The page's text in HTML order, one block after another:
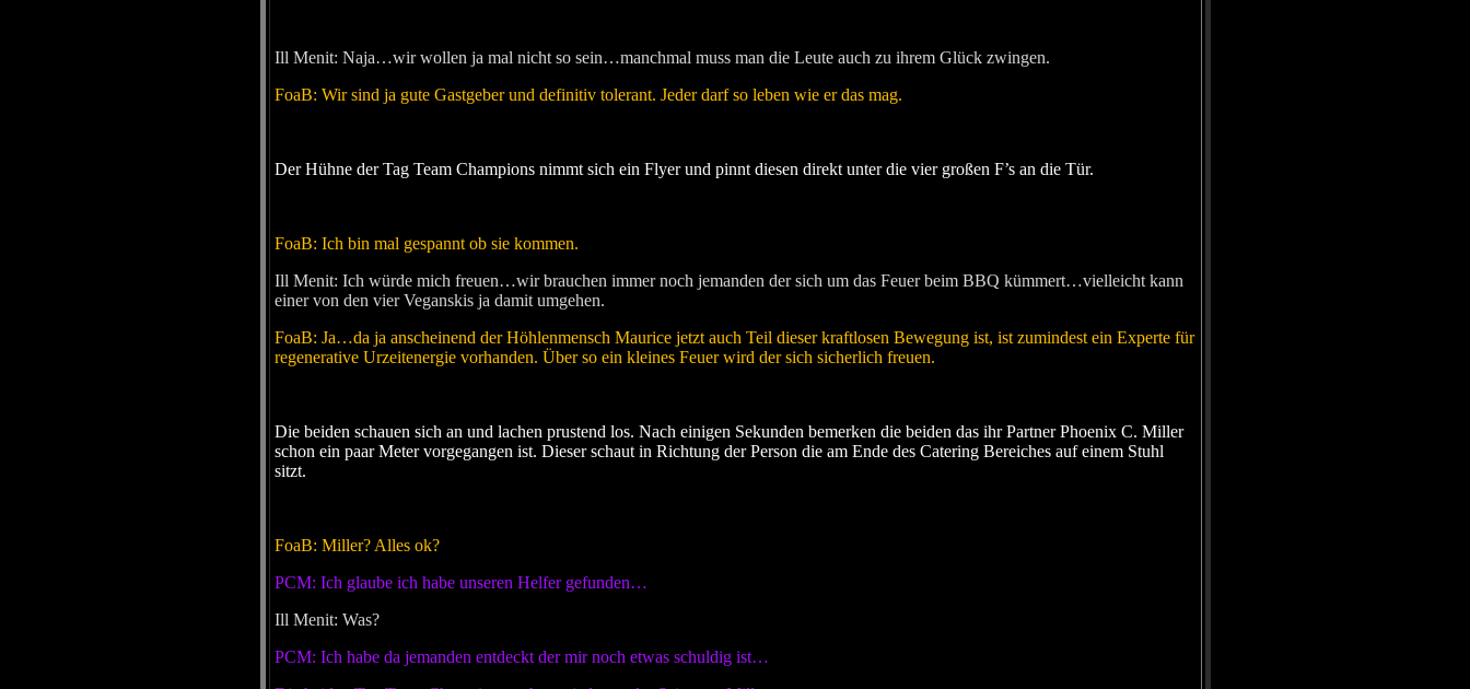
Ill Menit: Naja…wir wollen ja mal nicht so sein…manchmal muss man die Leute auch zu ihrem Glück zwingen.
FoaB: Wir sind ja gute Gastgeber und definitiv tolerant. Jeder darf so leben wie er das mag.
Der Hühne der Tag Team Champions nimmt sich ein Flyer und pinnt diesen direkt unter die vier großen F’s an die Tür.
FoaB: Ich bin mal gespannt ob sie kommen.
Ill Menit: Ich würde mich freuen…wir brauchen immer noch jemanden der sich um das Feuer beim BBQ kümmert…vielleicht kann
einer von den vier Veganskis ja damit umgehen.
FoaB: Ja…da ja anscheinend der Höhlenmensch Maurice jetzt auch Teil dieser kraftlosen Bewegung ist, ist zumindest ein Experte für
regenerative Urzeitenergie vorhanden. Über so ein kleines Feuer wird der sich sicherlich freuen.
Die beiden schauen sich an und lachen prustend los. Nach einigen Sekunden bemerken die beiden das ihr Partner Phoenix C. Miller
schon ein paar Meter vorgegangen ist. Dieser schaut in Richtung der Person die am Ende des Catering Bereiches auf einem Stuhl
sitzt.
FoaB: Miller? Alles ok?
PCM: Ich glaube ich habe unseren Helfer gefunden…
Ill Menit: Was?
PCM: Ich habe da jemanden entdeckt der mir noch etwas schuldig ist…